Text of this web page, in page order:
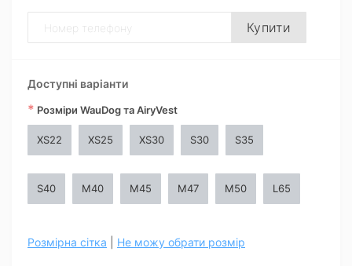
Купити
Доступні варіанти
* Розміри WauDog та AiryVest
XS22 XS25 XS30 S30 S35
S40 M40 M45 M47 M50 L65
Розмірна сітка Не можу обрати розмір